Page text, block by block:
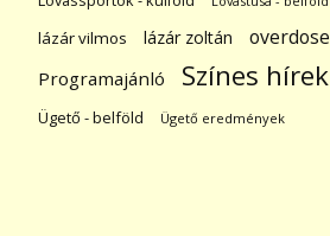
lázár vilmos lázár zoltán overdose
Programajánló Színes hírek
Ügető - belföld Ügető eredmények